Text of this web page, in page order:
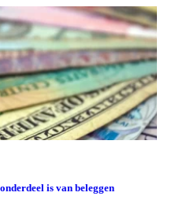
is van beleggen